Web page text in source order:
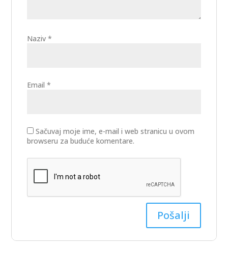
Naziv*
Email*
Sačuvaj moje ime, e-mail i web stranicu u ovom
browseru za buduće komentare.